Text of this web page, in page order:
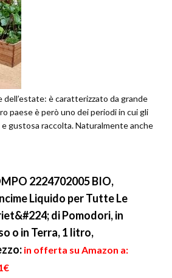
dell’estate: è caratterizzato da grande
paese è però uno dei periodi in cui gli
gustosa raccolta. Naturalmente anche
2224702005 BIO,
Liquido per Tutte Le
di Pomodori, in
o in Terra, 1 litro,
in offerta su Amazon a: